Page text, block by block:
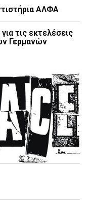
ΑΛΦΑ
τις εκτελέσεις
Γερμανών